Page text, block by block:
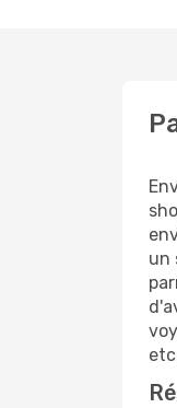
un